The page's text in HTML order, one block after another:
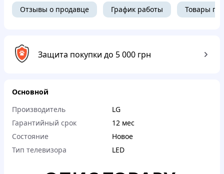
Отзывы о продавце График работы Товары
Защита покупки до 5 000 грн
Основной
Производитель
LG
Гарантийный срок
12 мес
Состояние
Новое
Тип телевизора
LED